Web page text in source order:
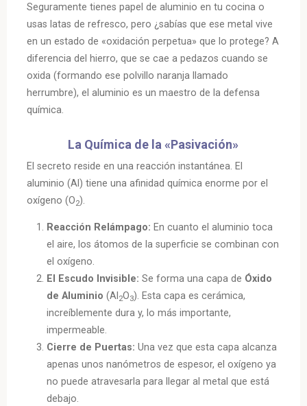
Seguramente tienes papel de aluminio en tu cocina o
usas latas de refresco, pero ¿sabías que ese metal vive
en un estado de «oxidación perpetua» que lo protege? A
diferencia del hierro, que se cae a pedazos cuando se
oxida (formando ese polvillo naranja llamado
herrumbre), el aluminio es un maestro de la defensa
química.
La Química de la «Pasivación»
El secreto reside en una reacción instantánea. El
aluminio (Al) tiene una afinidad química enorme por el
oxígeno (O2).
Reacción Relámpago: En cuanto el aluminio toca
el aire, los átomos de la superficie se combinan con
el oxígeno.
El Escudo Invisible: Se forma una capa de Óxido
de Aluminio (Al 2O3). Esta capa es cerámica,
increíblemente dura y, lo más importante,
impermeable.
Cierre de Puertas: Una vez que esta capa alcanza
apenas unos nanómetros de espesor, el oxígeno ya
no puede atravesarla para llegar al metal que está
debajo.